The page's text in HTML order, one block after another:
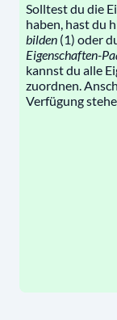
Solltest du die
haben, hast du
bilden (1) oder
Eigenschaften-
kannst du alle
zuordnen.
Verfügung